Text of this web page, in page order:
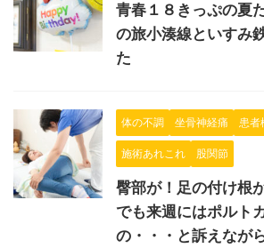
青春１８きっぷの夏
の旅小湊線といすみ
た
体の不調 坐骨神経痛 患者
施術あれこれ 股関節
臀部が！足の付け根
でも来週にはポルト
の・・・と訴えなが